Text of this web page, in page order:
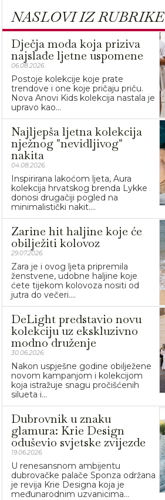
NASLOVI IZ RUBRIKE
Dječja moda koja priziva
najslađe ljetne uspomene
06.08.2026.
Postoje kolekcije koje prate
trendove i one koje pričaju priču.
Nova Anovi Kids kolekcija nastala je
upravo kao...
Najljepša ljetna kolekcija
nježnog "nevidljivog"
nakita
04.08.2026.
Inspirirana lakoćom ljeta, Aura
kolekcija hrvatskog brenda Lykke
donosi drugačiji pogled na
minimalistički nakit....
Zarine hit haljine koje će
obilježiti kolovoz
29.07.2026.
Zara je i ovog ljeta pripremila
ženstvene, udobne haljine koje
ćete tijekom kolovoza nositi od
jutra do večeri....
DeLight predstavio novu
kolekciju uz ekskluzivno
modno druženje
30.06.2026.
Nakon uspješne godine obilježene
novom kampanjom i kolekcijom
koja istražuje snagu pročišćenih
silueta i...
Dubrovnik u znaku
glamura: Krie Design
oduševio svjetske zvijezde
19.06.2026.
U renesansnom ambijentu
dubrovačke palače Sponza održana
je revija Krie Designa koja je
međunarodnim uzvanicima...